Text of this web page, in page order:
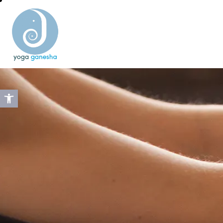
Abrir barra de herramientas